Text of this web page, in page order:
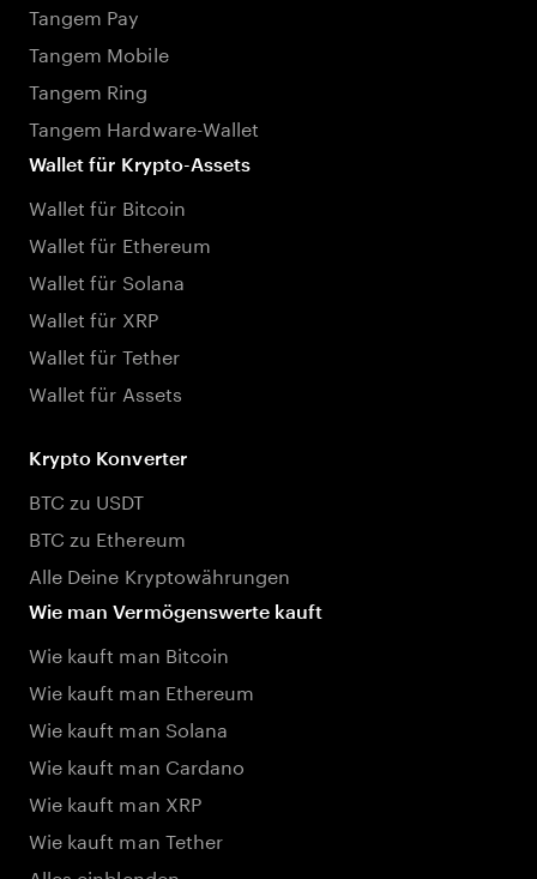
Tangem Pay
Tangem Mobile
Tangem Ring
Tangem Hardware-Wallet
Wallet für Krypto-Assets
Wallet für Bitcoin
Wallet für Ethereum
Wallet für Solana
Wallet für XRP
Wallet für Tether
Wallet für Assets
Krypto Konverter
BTC zu USDT
BTC zu Ethereum
Alle Deine Kryptowährungen
Wie man Vermögenswerte kauft
Wie kauft man Bitcoin
Wie kauft man Ethereum
Wie kauft man Solana
Wie kauft man Cardano
Wie kauft man XRP
Wie kauft man Tether